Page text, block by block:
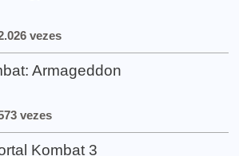
vezes
Armageddon
vezes
Kombat 3